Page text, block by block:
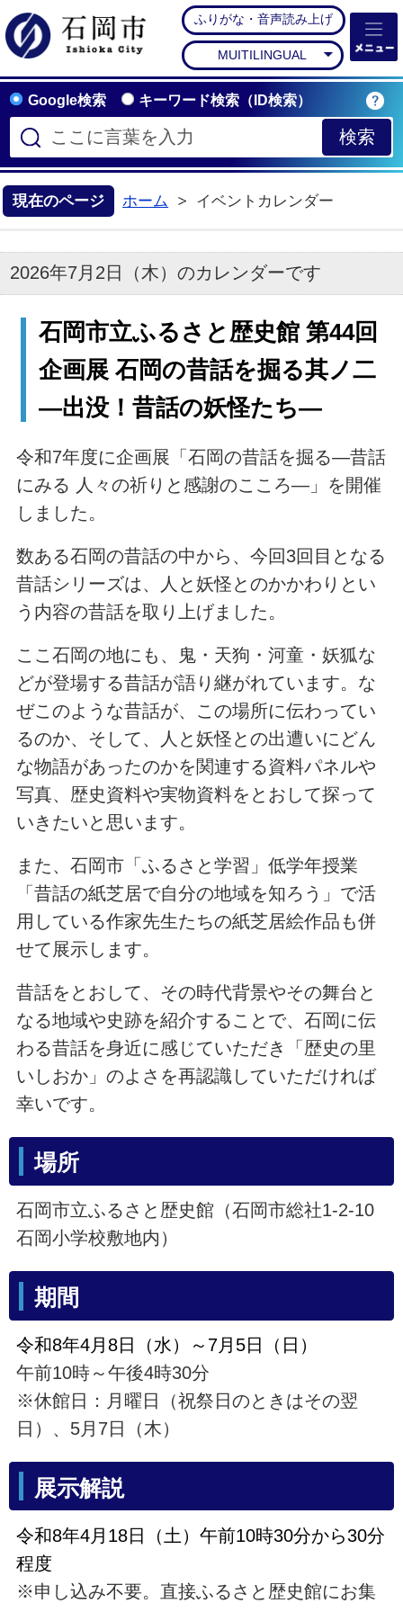
石岡市公式ホームペー
ふりがな・音声読み上げ
MUITILINGUAL
Google検索 キーワード検索（ID検索）
現在のページ ホーム イベントカレンダー
2026年7月2日（木）のカレンダーです
石岡市立ふるさと歴史館 第44回
企画展 石岡の昔話を掘る其ノ二
―出没！昔話の妖怪たち―
令和7年度に企画展「石岡の昔話を掘る―昔話
にみる 人々の祈りと感謝のこころ―」を開催
しました。
数ある石岡の昔話の中から、今回3回目となる
昔話シリーズは、人と妖怪とのかかわりとい
う内容の昔話を取り上げました。
ここ石岡の地にも、鬼・天狗・河童・妖狐な
どが登場する昔話が語り継がれています。な
ぜこのような昔話が、この場所に伝わってい
るのか、そして、人と妖怪との出遭いにどん
な物語があったのかを関連する資料パネルや
写真、歴史資料や実物資料をとおして探って
いきたいと思います。
また、石岡市「ふるさと学習」低学年授業
「昔話の紙芝居で自分の地域を知ろう」で活
用している作家先生たちの紙芝居絵作品も併
せて展示します。
昔話をとおして、その時代背景やその舞台と
なる地域や史跡を紹介することで、石岡に伝
わる昔話を身近に感じていただき「歴史の里
いしおか」のよさを再認識していただければ
幸いです。
場所
石岡市立ふるさと歴史館（石岡市総社1-2-10
石岡小学校敷地内）
期間
令和8年4月8日（水）～7月5日（日）
午前10時～午後4時30分
※休館日：月曜日（祝祭日のときはその翌
日）、5月7日（木）
展示解説
令和8年4月18日（土）午前10時30分から30分
程度
※申し込み不要。直接ふるさと歴史館にお集